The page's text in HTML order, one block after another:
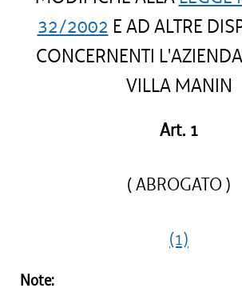
32/2002 E AD ALTRE
CONCERNENTI
VILLA MANIN
Art. 1
( ABROGATO )
(1)
Note: